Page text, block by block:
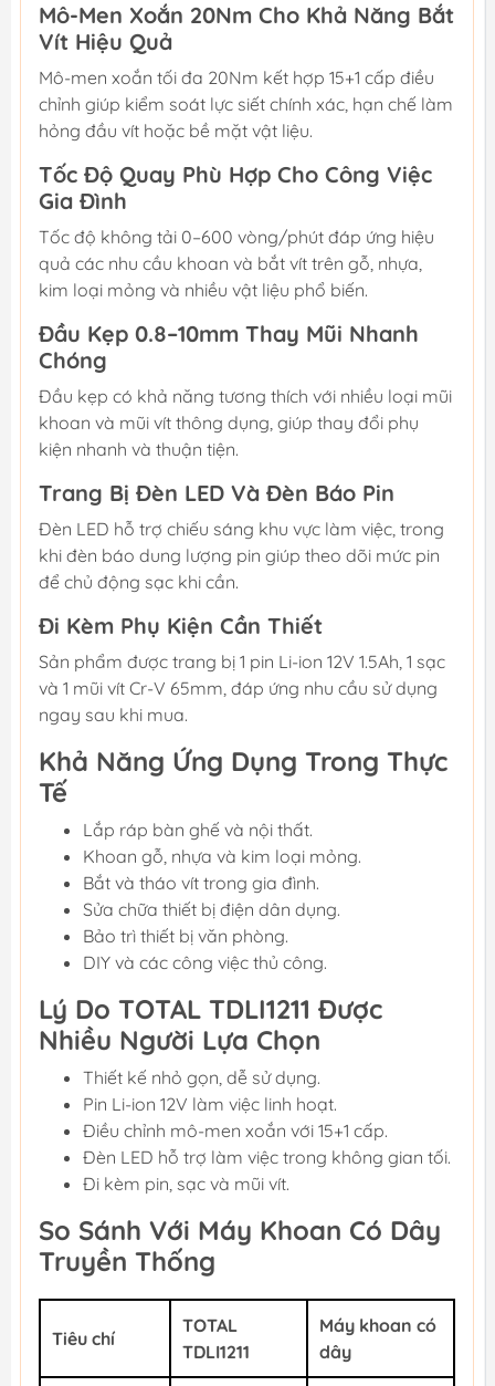
Mô-Men Xoắn 20Nm Cho Khả Năng Bắt
Vít Hiệu Quả
Mô-men xoắn tối đa 20Nm kết hợp 15+1 cấp điều
chỉnh giúp kiểm soát lực siết chính xác, hạn chế làm
hỏng đầu vít hoặc bề mặt vật liệu.
Tốc Độ Quay Phù Hợp Cho Công Việc
Gia Đình
Tốc độ không tải 0–600 vòng/phút đáp ứng hiệu
quả các nhu cầu khoan và bắt vít trên gỗ, nhựa,
kim loại mỏng và nhiều vật liệu phổ biến.
Đầu Kẹp 0.8–10mm Thay Mũi Nhanh
Chóng
Đầu kẹp có khả năng tương thích với nhiều loại mũi
khoan và mũi vít thông dụng, giúp thay đổi phụ
kiện nhanh và thuận tiện.
Trang Bị Đèn LED Và Đèn Báo Pin
Đèn LED hỗ trợ chiếu sáng khu vực làm việc, trong
khi đèn báo dung lượng pin giúp theo dõi mức pin
để chủ động sạc khi cần.
Đi Kèm Phụ Kiện Cần Thiết
Sản phẩm được trang bị 1 pin Li-ion 12V 1.5Ah, 1 sạc
và 1 mũi vít Cr-V 65mm, đáp ứng nhu cầu sử dụng
ngay sau khi mua.
Khả Năng Ứng Dụng Trong Thực
Tế
Lắp ráp bàn ghế và nội thất.
Khoan gỗ, nhựa và kim loại mỏng.
Bắt và tháo vít trong gia đình.
Sửa chữa thiết bị điện dân dụng.
Bảo trì thiết bị văn phòng.
DIY và các công việc thủ công.
Lý Do TOTAL TDLI1211 Được
Nhiều Người Lựa Chọn
Thiết kế nhỏ gọn, dễ sử dụng.
Pin Li-ion 12V làm việc linh hoạt.
Điều chỉnh mô-men xoắn với 15+1 cấp.
Đèn LED hỗ trợ làm việc trong không gian tối.
Đi kèm pin, sạc và mũi vít.
So Sánh Với Máy Khoan Có Dây
Truyền Thống
Tiêu chí
TOTAL
TDLI1211
Máy khoan có
dây